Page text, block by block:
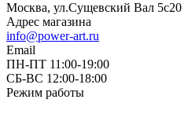
Москва, ул.Сущевский Вал 5с20
Адрес магазина
info@power-art.ru
Email
ПН-ПТ 11:00-19:00
СБ-ВС 12:00-18:00
Режим работы